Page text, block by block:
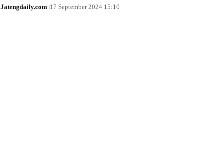
Jatengdaily.com 17 September 2024 15:10